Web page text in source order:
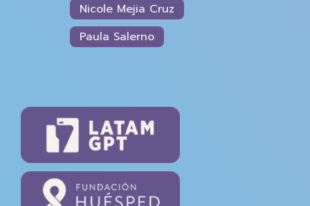
Nicole Mejia Cruz
Paula Salerno